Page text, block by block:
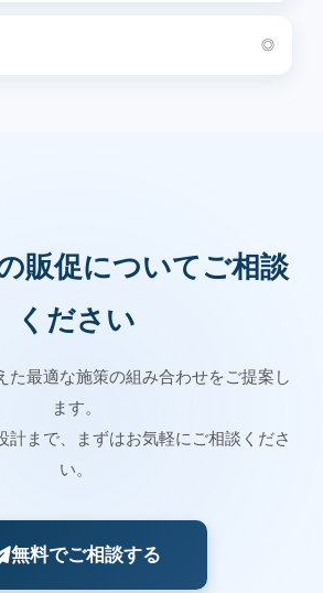
◎
販促についてご相談
ください
た最適な施策の組み合わせをご提案し
ます。
計まで、まずはお気軽にご相談くださ
い。
無料でご相談する